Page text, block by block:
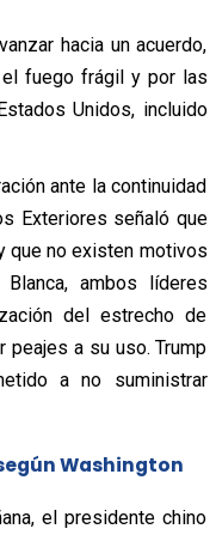
hacia un acuerdo,
fuego frágil y por las
Unidos, incluido
ante la continuidad
Exteriores señaló que
que no existen motivos
ambos líderes
del estrecho de
peajes a su uso. Trump
a no suministrar
Washington
el presidente chino